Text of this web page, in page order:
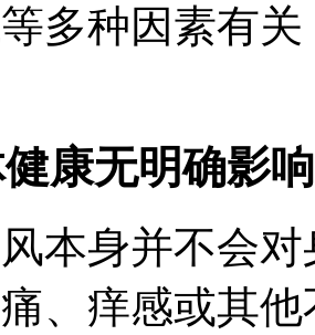
多种因素有
康无明确影响
身并不会对
、痒感或其